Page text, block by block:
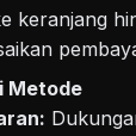
keranjang
Metode